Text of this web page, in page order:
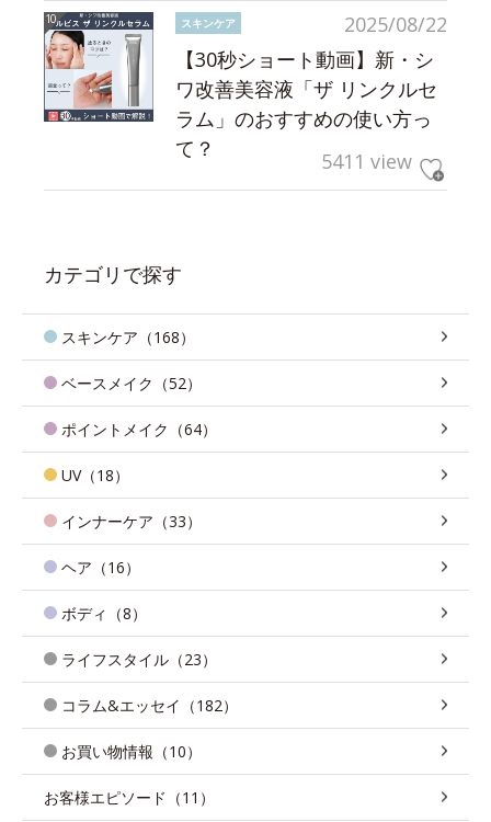
2025/08/22
スキンケア
【30秒ショート動画】新・シ
ワ改善美容液「ザ リンクルセ
ラム」のおすすめの使い方っ
て？
5411 view
カテゴリで探す
スキンケア（168）
ベースメイク（52）
ポイントメイク（64）
UV（18）
インナーケア（33）
ヘア（16）
ボディ（8）
ライフスタイル（23）
コラム&エッセイ（182）
お買い物情報（10）
お客様エピソード（11）